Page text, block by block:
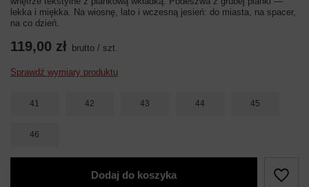
lekka i miękka. Na wiosnę, lato i wczesną jesień: do miasta, na spacer,
na co dzień.
119,00 zł brutto / szt.
Sprawdź wymiary produktu
41 42 43 44 45
46
Dodaj do koszyka